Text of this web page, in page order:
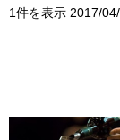
1件を表示 2017/